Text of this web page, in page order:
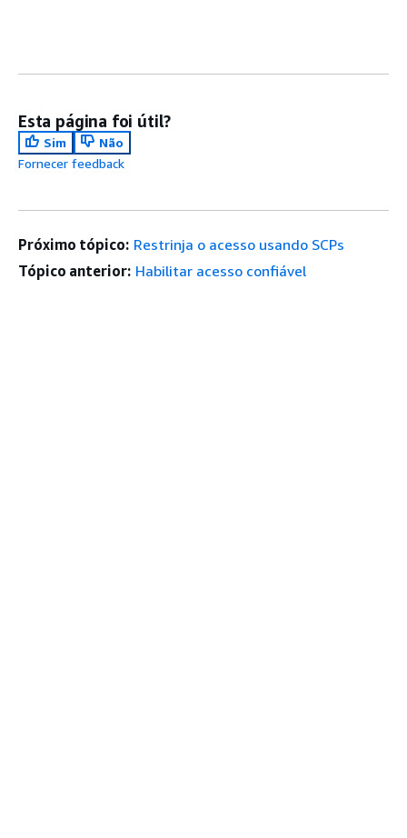
Esta página foi útil?
Sim
Não
Fornecer feedback
Próximo tópico: Restrinja o acesso usando SCPs
Tópico anterior: Habilitar acesso confiável